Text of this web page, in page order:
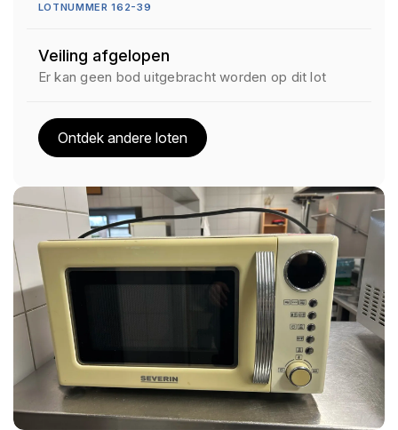
LOTNUMMER 162-39
Veiling afgelopen
Er kan geen bod uitgebracht worden op dit lot
Ontdek andere loten